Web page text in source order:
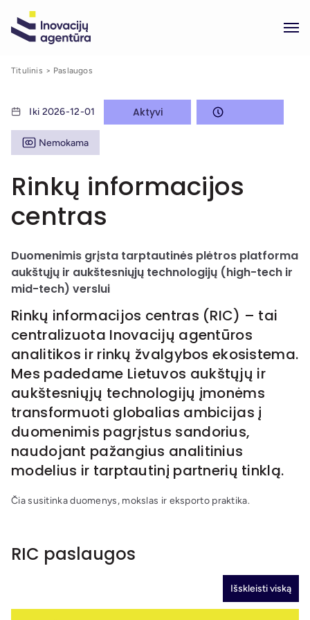
Titulinis Paslaugos
Iki 2026-12-01 Aktyvi
Nemokama
Rinkų informacijos
centras
Duomenimis grįsta tarptautinės plėtros platforma
aukštųjų ir aukštesniųjų technologijų (high-tech ir
mid-tech) verslui
Rinkų informacijos centras (RIC) – tai
centralizuota Inovacijų agentūros
analitikos ir rinkų žvalgybos ekosistema.
Mes padedame Lietuvos aukštųjų ir
aukštesniųjų technologijų įmonėms
transformuoti globalias ambicijas į
duomenimis pagrįstus sandorius,
naudojant pažangius analitinius
modelius ir tarptautinį partnerių tinklą.
Čia susitinka duomenys, mokslas ir eksporto praktika.
RIC paslaugos
Išskleisti viską